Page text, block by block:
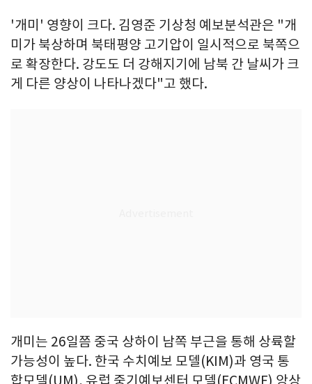
'개미' 영향이 크다. 김영준 기상청 예보분석관은 "개
미가 북상하며 북태평양 고기압이 일시적으로 북쪽으
로 확장한다. 강도도 더 강해지기에 남북 간 날씨가 크
게 다른 양상이 나타나겠다"고 했다.
개미는 26일쯤 중국 상하이 남쪽 부근을 통해 상륙할
가능성이 높다. 한국 수치예보 모델(KIM)과 영국 통